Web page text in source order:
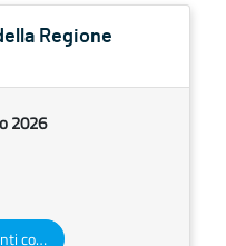
Regione
2026
Determinazioni dirigenziali aventi contenuto di interesse generale